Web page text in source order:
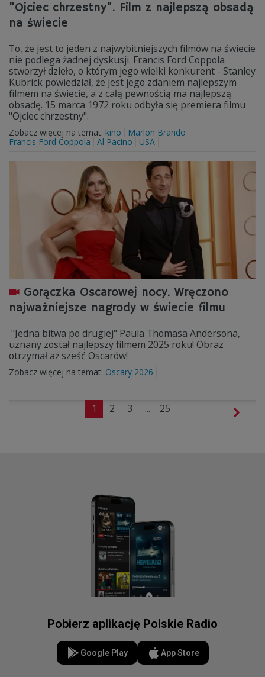
"Ojciec chrzestny". Film z najlepszą obsadą
na świecie
To, że jest to jeden z najwybitniejszych filmów na świecie
nie podlega żadnej dyskusji. Francis Ford Coppola
stworzył dzieło, o którym jego wielki konkurent - Stanley
Kubrick powiedział, że jest jego zdaniem najlepszym
filmem na świecie, a z całą pewnością ma najlepszą
obsadę. 15 marca 1972 roku odbyła się premiera filmu
"Ojciec chrzestny".
Zobacz więcej na temat: kino
Marlon Brando
Francis Ford Coppola
Al Pacino USA
Gorączka Oscarowej nocy. Wręczono
najważniejsze nagrody w świecie filmu
"Jedna bitwa po drugiej" Paula Thomasa Andersona,
uznany został najlepszy filmem 2025 roku! Obraz
otrzymał aż sześć Oscarów!
Zobacz więcej na temat: Oscary 2026
1 2 3 ... 25
Pobierz aplikację Polskie Radio
Google Play App Store